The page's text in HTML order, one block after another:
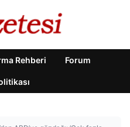
Rehberi Forum